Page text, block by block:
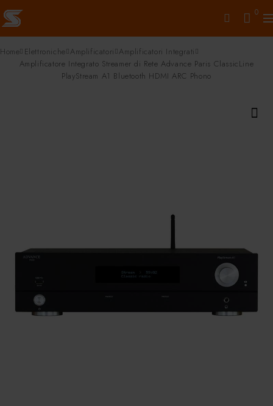
0
Home Elettroniche Amplificatori Amplificatori Integrati
Amplificatore Integrato Streamer di Rete Advance Paris ClassicLine
PlayStream A1 Bluetooth HDMI ARC Phono